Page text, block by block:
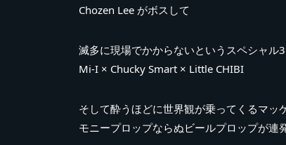
Chozen Lee がボスして
滅多に現場でかからないというスペシャル
Mi-I × Chucky Smart × Little CHIBI
そして酔うほどに世界観が乗ってくるマッ
モニープロップならぬビールプロップが連